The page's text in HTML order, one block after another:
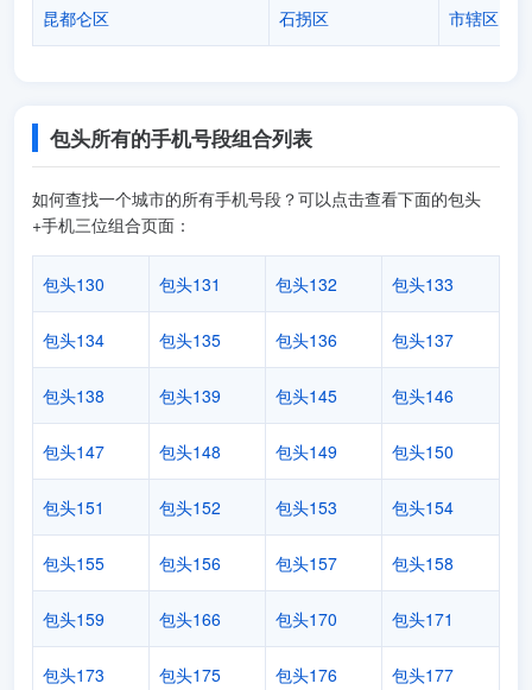
昆都仑区 石拐区 市辖区
包头所有的手机号段组合列表
如何查找一个城市的所有手机号段？可以点击查看下面的包头
+手机三位组合页面：
包头130 包头131 包头132 包头133
包头134 包头135 包头136 包头137
包头138 包头139 包头145 包头146
包头147 包头148 包头149 包头150
包头151 包头152 包头153 包头154
包头155 包头156 包头157 包头158
包头159 包头166 包头170 包头171
包头173 包头175 包头176 包头177